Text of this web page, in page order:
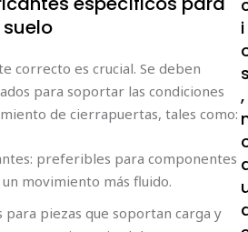
correcto es crucial. Se deben
para soportar las condiciones
de cierrapuertas, tales como:
preferibles para componentes
movimiento más fluido.
para piezas que soportan carga y
i
,